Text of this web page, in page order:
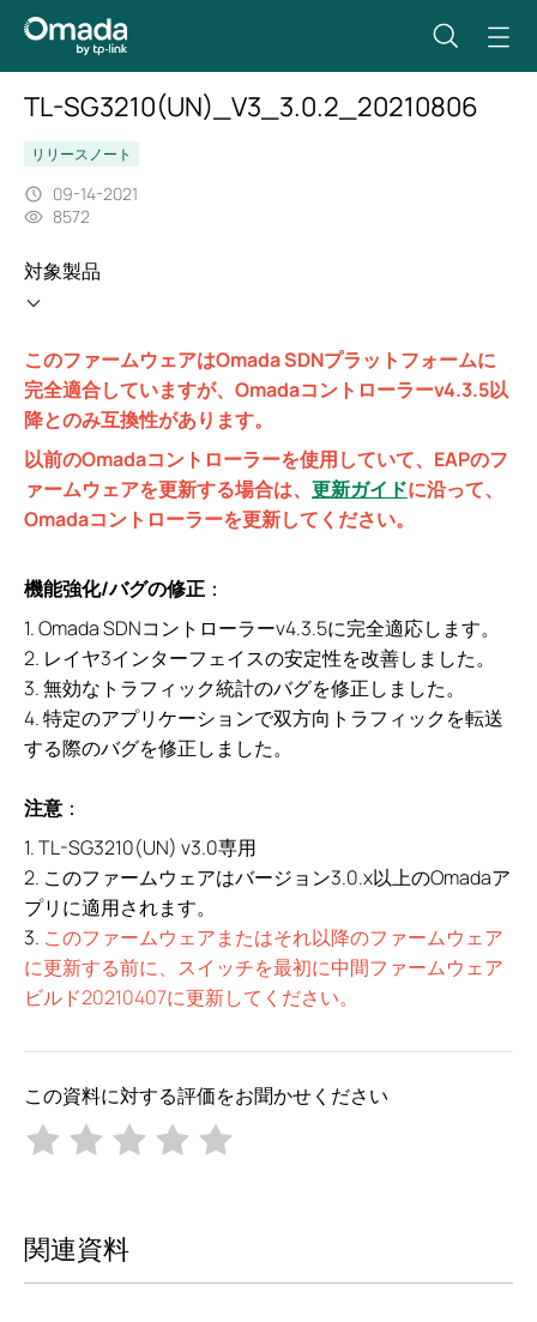
TL-SG3210(UN)_V3_3.0.2_20210806
リリースノート
09-14-2021
8572
対象製品
このファームウェアはOmada SDNプラットフォームに
完全適合していますが、Omadaコントローラーv4.3.5以
降とのみ互換性があります。
以前のOmadaコントローラーを使用していて、EAPのフ
ァームウェアを更新する場合は、 更新ガイドに沿って、
Omadaコントローラーを更新してください。
機能強化/バグの修正 ：
1. Omada SDNコントローラーv4.3.5に完全適応します。
2. レイヤ3インターフェイスの安定性を改善しました。
3. 無効なトラフィック統計のバグを修正しました。
4. 特定のアプリケーションで双方向トラフィックを転送
する際のバグを修正しました。
注意 ：
1. TL-SG3210(UN) v3.0専用
2. このファームウェアはバージョン3.0.x以上のOmadaア
プリに適用されます。
3. このファームウェアまたはそれ以降のファームウェア
に更新する前に、スイッチを最初に中間ファームウェア
ビルド20210407に更新してください。
この資料に対する評価をお聞かせください
関連資料